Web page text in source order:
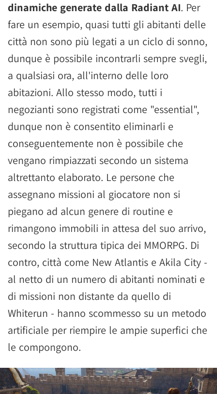
dinamiche generate dalla Radiant AI. Per
fare un esempio, quasi tutti gli abitanti delle
città non sono più legati a un ciclo di sonno,
dunque è possibile incontrarli sempre svegli,
a qualsiasi ora, all'interno delle loro
abitazioni. Allo stesso modo, tutti i
negozianti sono registrati come "essential",
dunque non è consentito eliminarli e
conseguentemente non è possibile che
vengano rimpiazzati secondo un sistema
altrettanto elaborato. Le persone che
assegnano missioni al giocatore non si
piegano ad alcun genere di routine e
rimangono immobili in attesa del suo arrivo,
secondo la struttura tipica dei MMORPG. Di
contro, città come New Atlantis e Akila City -
al netto di un numero di abitanti nominati e
di missioni non distante da quello di
Whiterun - hanno scommesso su un metodo
artificiale per riempire le ampie superfici che
le compongono.